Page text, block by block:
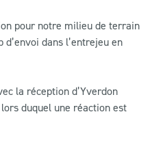
pour notre milieu de terrain
dans l’entrejeu en
la réception d’Yverdon
lors duquel une réaction est